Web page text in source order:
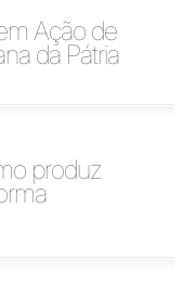
Ação de
da Pátria
produz